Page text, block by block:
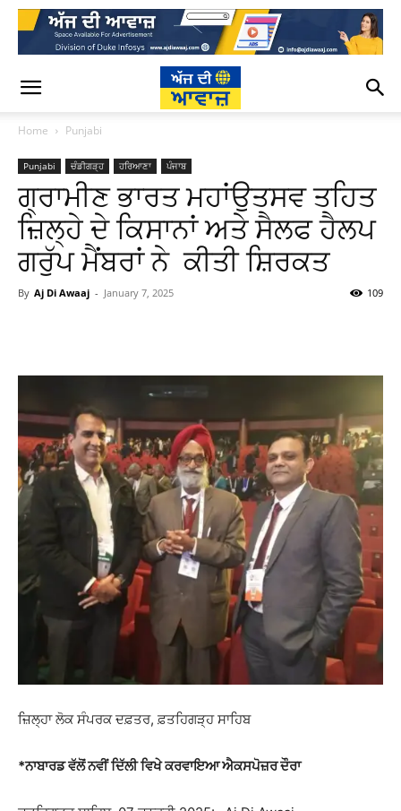
Home Punjabi
Punjabi ਚੰਡੀਗੜ੍ਹ ਹਰਿਆਣਾ ਪੰਜਾਬ
ਗ੍ਰਾਮੀਣ ਭਾਰਤ ਮਹਾਂਉਤਸਵ ਤਹਿਤ
ਜ਼ਿਲ੍ਹੇ ਦੇ ਕਿਸਾਨਾਂ ਅਤੇ ਸੈਲਫ ਹੈਲਪ
ਗਰੁੱਪ ਮੈਂਬਰਾਂ ਨੇ ਕੀਤੀ ਸ਼ਿਰਕਤ
By Aj Di Awaaj - January 7, 2025 109
ਜ਼ਿਲ੍ਹਾ ਲੋਕ ਸੰਪਰਕ ਦਫ਼ਤਰ, ਫ਼ਤਹਿਗੜ੍ਹ ਸਾਹਿਬ
*ਨਾਬਾਰਡ ਵੱਲੋਂ ਨਵੀਂ ਦਿੱਲੀ ਵਿਖੇ ਕਰਵਾਇਆ ਐਕਸਪੋਜ਼ਰ ਦੌਰਾ